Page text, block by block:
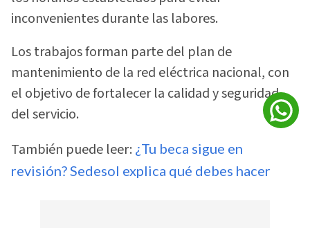
inconvenientes durante las labores.
Los trabajos forman parte del plan de
mantenimiento de la red eléctrica nacional, con
el objetivo de fortalecer la calidad y seguridad
del servicio.
También puede leer: ¿Tu beca sigue en
revisión? Sedesol explica qué debes hacer